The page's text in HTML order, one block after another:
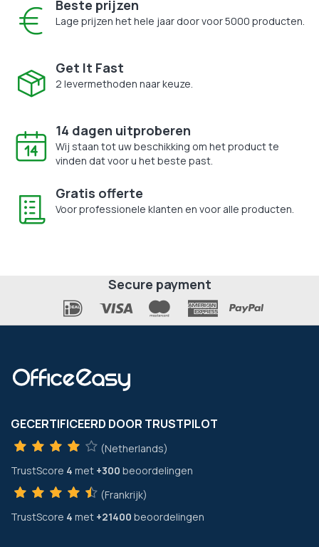
Beste prijzen
Lage prijzen het hele jaar door voor 5000 producten.
Get It Fast
2 levermethoden naar keuze.
14 dagen uitproberen
Wij staan tot uw beschikking om het product te
vinden dat voor u het beste past.
Gratis offerte
Voor professionele klanten en voor alle producten.
Secure payment
GECERTIFICEERD DOOR TRUSTPILOT
(Netherlands)
TrustScore 4 met +300 beoordelingen
(Frankrijk)
TrustScore 4 met +21400 beoordelingen